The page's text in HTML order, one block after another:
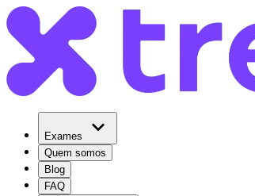
Exames
Quem somos
Blog
FAQ